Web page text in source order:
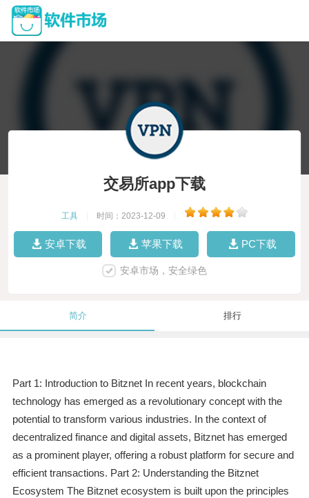
交易所app下载
工具 时间：2023-12-09
安卓下载 苹果下载 PC下载
安卓市场，安全绿色
简介 排行
Part 1: Introduction to Bitznet In recent years, blockchain
technology has emerged as a revolutionary concept with the
potential to transform various industries. In the context of
decentralized finance and digital assets, Bitznet has emerged
as a prominent player, offering a robust platform for secure and
efficient transactions. Part 2: Understanding the Bitznet
Ecosystem The Bitznet ecosystem is built upon the principles